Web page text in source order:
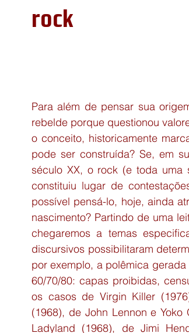
Notícias do GED
rock
Para além de pensar sua
rebelde porque questionou
o conceito, historicamente
pode ser construída? Se, em
século XX, o rock (e toda uma
constituiu lugar de
possível pensá-lo, hoje, ainda
nascimento? Partindo de uma
chegaremos a temas
discursivos possibilitaram
por exemplo, a polêmica
60/70/80: capas proibidas,
os casos de Virgin Killer
(1968), de John Lennon e
Ladyland (1968), de Jimi